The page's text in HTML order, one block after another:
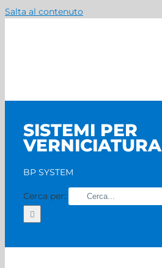
Salta al contenuto
SISTEMI PER
VERNICIATURA
BP SYSTEM
Cerca per: